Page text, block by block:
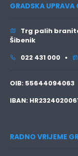
GRADSKA UPRAVA
Trg palih
Šibenik
022 431 000 •
OIB: 55644094063
IBAN:
RADNO VRIJEME